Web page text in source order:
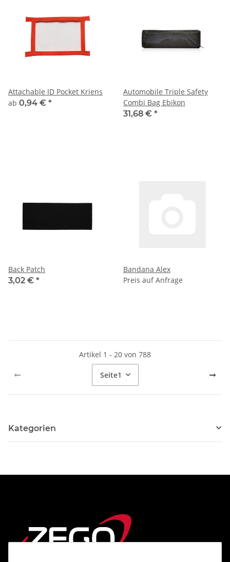
Attachable ID Pocket Kriens
ab 0,94 € *
Automobile Triple Safety
Combi Bag Ebikon
31,68 € *
Back Patch
3,02 € *
Bandana Alex
Preis auf Anfrage
Artikel 1 - 20 von 788
Seite1
Kategorien